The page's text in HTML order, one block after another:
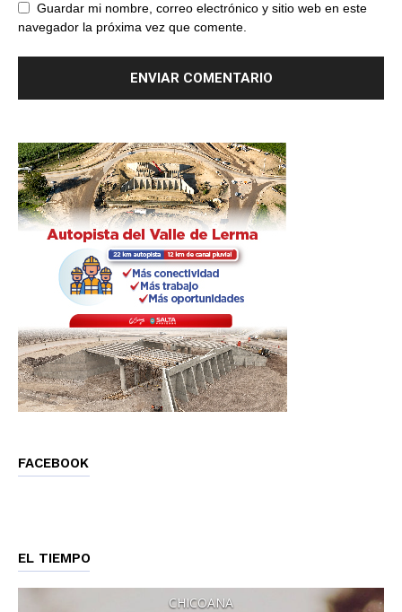
Guardar mi nombre, correo electrónico y sitio web en este
navegador la próxima vez que comente.
FACEBOOK
EL TIEMPO
CHICOANA